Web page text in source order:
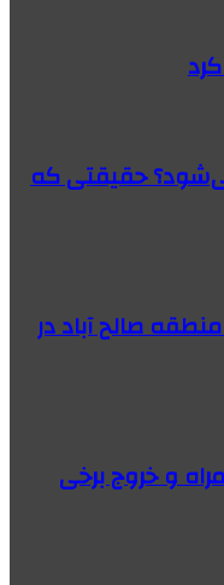
حقیقتی که
صالح آباد در
و خروج برخی